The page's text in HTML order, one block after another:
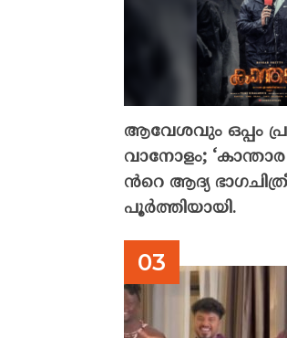
ആവേശവും ഒപ്പം
വാനോളം;
ൻറെ ആദ്യ
പൂർത്തിയായി.